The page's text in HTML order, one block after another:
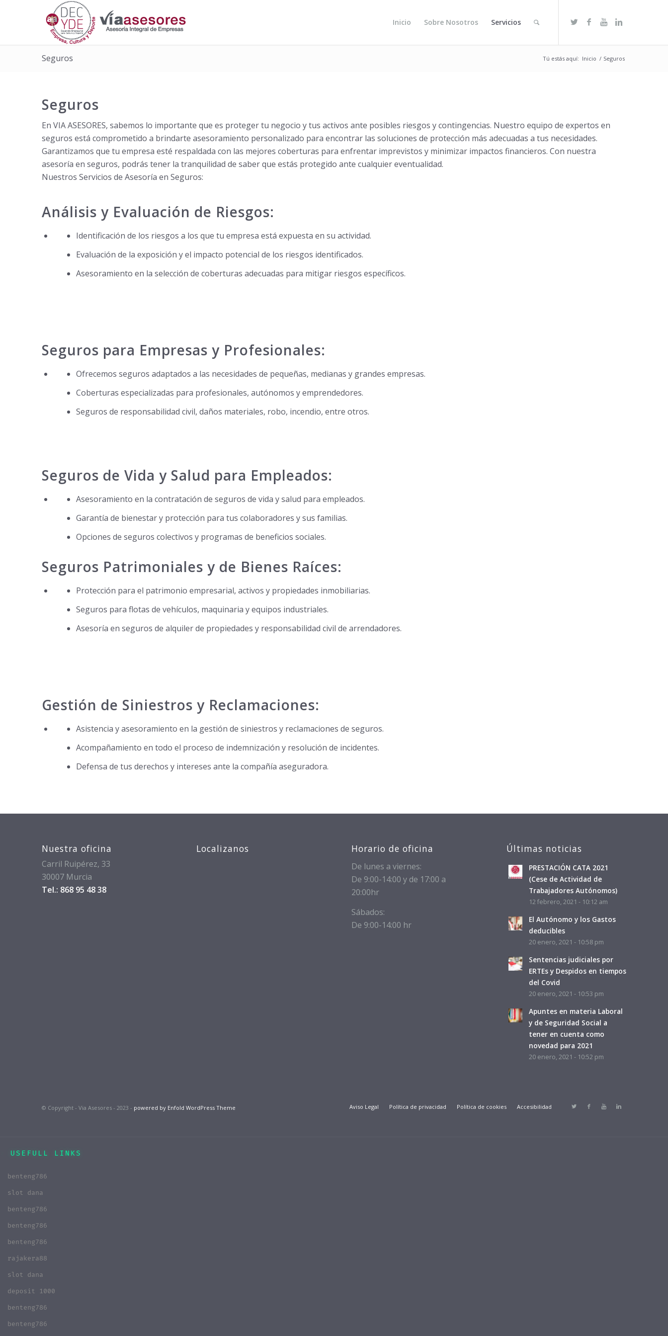
Inicio Sobre Nosotros Servicios
Seguros Tú estás aquí: Inicio / Seguros
Seguros
En VIA ASESORES, sabemos lo importante que es proteger tu negocio y tus activos ante posibles riesgos y contingencias. Nuestro equipo de expertos en
seguros está comprometido a brindarte asesoramiento personalizado para encontrar las soluciones de protección más adecuadas a tus necesidades.
Garantizamos que tu empresa esté respaldada con las mejores coberturas para enfrentar imprevistos y minimizar impactos financieros. Con nuestra
asesoría en seguros, podrás tener la tranquilidad de saber que estás protegido ante cualquier eventualidad.
Nuestros Servicios de Asesoría en Seguros:
Análisis y Evaluación de Riesgos:
Identificación de los riesgos a los que tu empresa está expuesta en su actividad.
Evaluación de la exposición y el impacto potencial de los riesgos identificados.
Asesoramiento en la selección de coberturas adecuadas para mitigar riesgos específicos.
Seguros para Empresas y Profesionales:
Ofrecemos seguros adaptados a las necesidades de pequeñas, medianas y grandes empresas.
Coberturas especializadas para profesionales, autónomos y emprendedores.
Seguros de responsabilidad civil, daños materiales, robo, incendio, entre otros.
Seguros de Vida y Salud para Empleados:
Asesoramiento en la contratación de seguros de vida y salud para empleados.
Garantía de bienestar y protección para tus colaboradores y sus familias.
Opciones de seguros colectivos y programas de beneficios sociales.
Seguros Patrimoniales y de Bienes Raíces:
Protección para el patrimonio empresarial, activos y propiedades inmobiliarias.
Seguros para flotas de vehículos, maquinaria y equipos industriales.
Asesoría en seguros de alquiler de propiedades y responsabilidad civil de arrendadores.
Gestión de Siniestros y Reclamaciones:
Asistencia y asesoramiento en la gestión de siniestros y reclamaciones de seguros.
Acompañamiento en todo el proceso de indemnización y resolución de incidentes.
Defensa de tus derechos y intereses ante la compañía aseguradora.
Nuestra oficina
Carril Ruipérez, 33
30007 Murcia
Tel.: 868 95 48 38
Localizanos Horario de oficina
De lunes a viernes:
De 9:00-14:00 y de 17:00 a
20:00hr
Sábados:
De 9:00-14:00 hr
Últimas noticias
PRESTACIÓN CATA 2021
(Cese de Actividad de
Trabajadores Autónomos)
12 febrero, 2021 - 10:12 am
El Autónomo y los Gastos
deducibles
20 enero, 2021 - 10:58 pm
Sentencias judiciales por
ERTEs y Despidos en tiempos
del Covid
20 enero, 2021 - 10:53 pm
Apuntes en materia Laboral
y de Seguridad Social a
tener en cuenta como
novedad para 2021
20 enero, 2021 - 10:52 pm
© Copyright - Via Asesores - 2023 - powered by Enfold WordPress Theme Aviso Legal Política de privacidad Política de cookies Accesibilidad
USEFULL LINKS
benteng786
slot dana
benteng786
benteng786
benteng786
rajakera88
slot dana
deposit 1000
benteng786
benteng786